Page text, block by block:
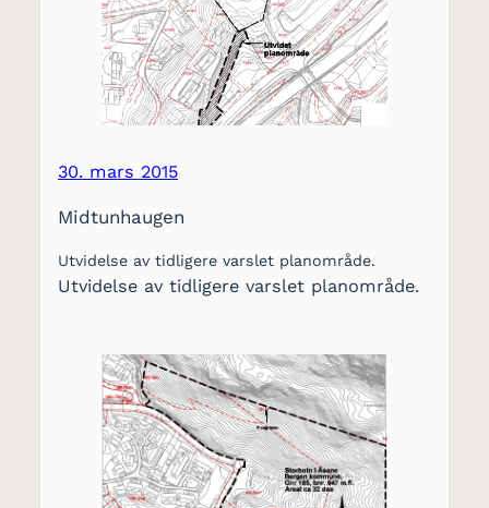
30. mars 2015
Midtunhaugen
Utvidelse av tidligere varslet planområde.
Utvidelse av tidligere varslet planområde.